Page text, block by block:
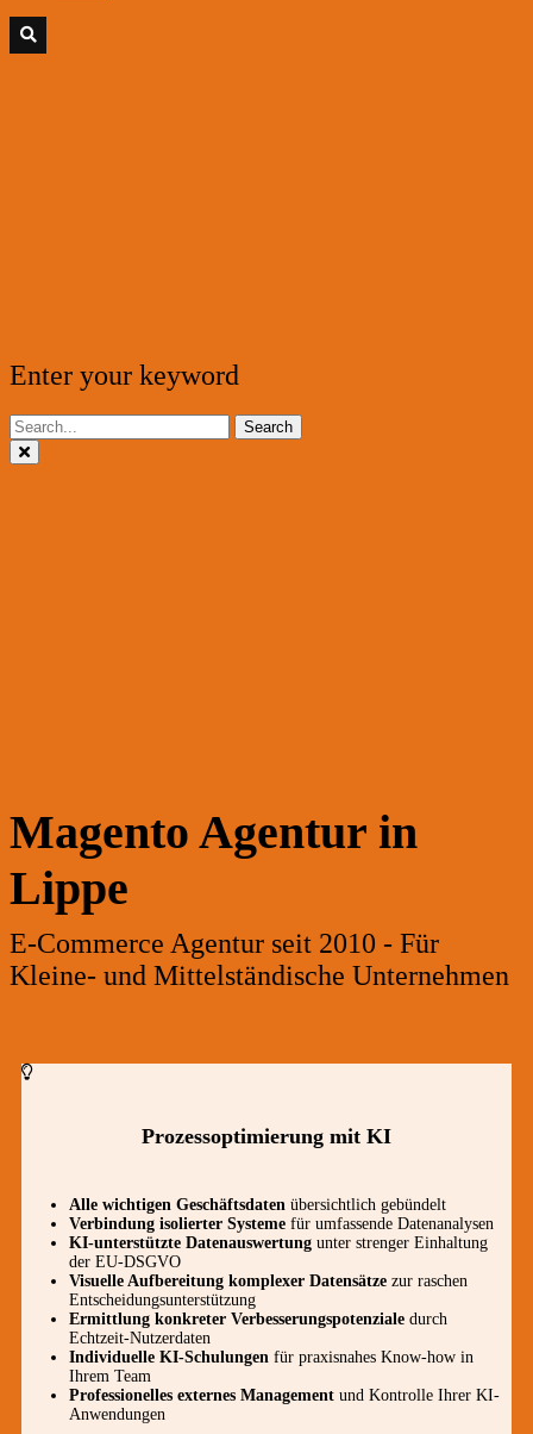
Enter your keyword
Search
Magento Agentur in
Lippe
E-Commerce Agentur seit 2010 - Für
Kleine- und Mittelständische Unternehmen
Prozessoptimierung mit KI
Alle wichtigen Geschäftsdaten übersichtlich gebündelt
Verbindung isolierter Systeme für umfassende Datenanalysen
KI-unterstützte Datenauswertung unter strenger Einhaltung
der EU-DSGVO
Visuelle Aufbereitung komplexer Datensätze zur raschen
Entscheidungsunterstützung
Ermittlung konkreter Verbesserungspotenziale durch
Echtzeit-Nutzerdaten
Individuelle KI-Schulungen für praxisnahes Know-how in
Ihrem Team
Professionelles externes Management und Kontrolle Ihrer KI-
Anwendungen